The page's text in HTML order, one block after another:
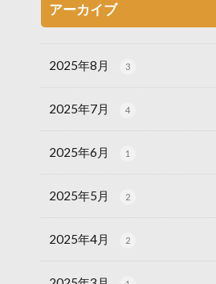
アーカイブ
2025年8月 3
2025年7月 4
2025年6月 1
2025年5月 2
2025年4月 2